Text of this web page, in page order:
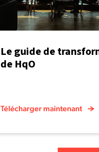
Le guide de
de HqO
Télécharger maintenant